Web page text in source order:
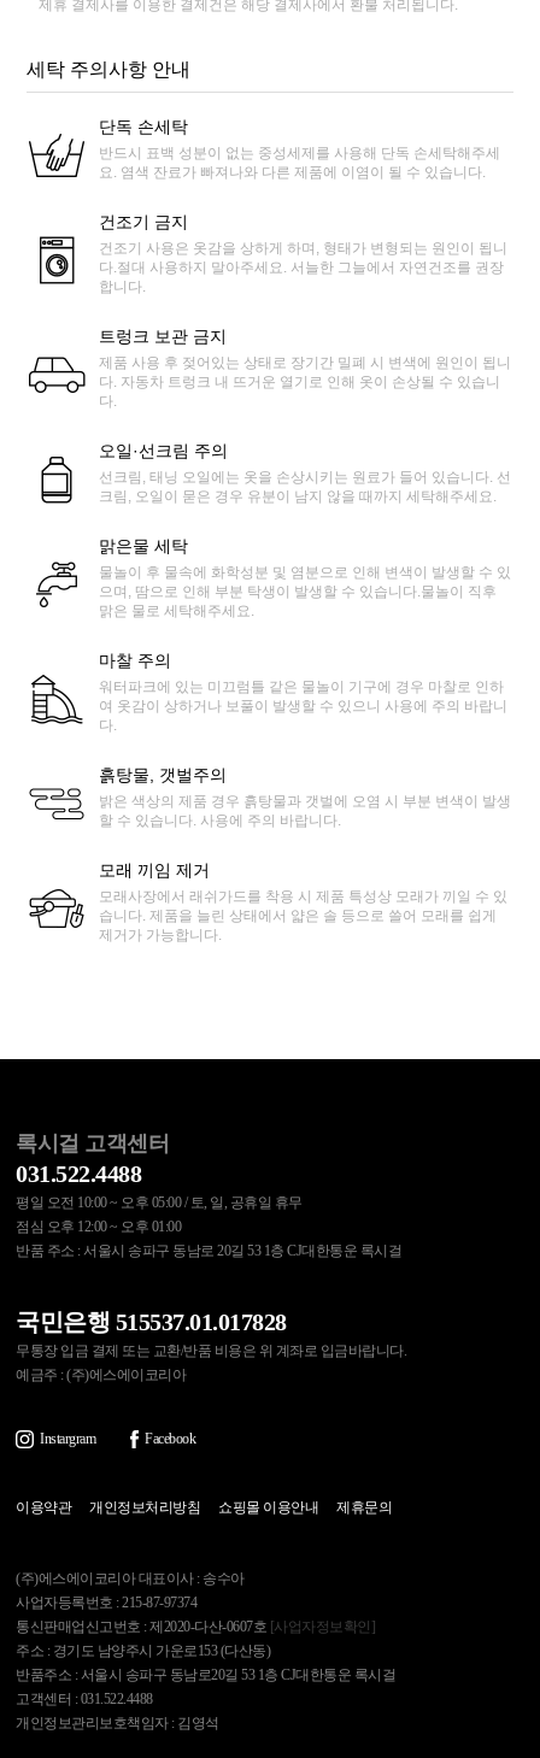
제휴 결제사를 이용한 결제건은 해당 결제사에서 환불 처리됩니다.
세탁 주의사항 안내
단독 손세탁
반드시 표백 성분이 없는 중성세제를 사용해 단독 손세탁해주세
요. 염색 잔료가 빠져나와 다른 제품에 이염이 될 수 있습니다.
건조기 금지
건조기 사용은 옷감을 상하게 하며, 형태가 변형되는 원인이 됩니
다.절대 사용하지 말아주세요. 서늘한 그늘에서 자연건조를 권장
합니다.
트렁크 보관 금지
제품 사용 후 젖어있는 상태로 장기간 밀폐 시 변색에 원인이 됩니
다. 자동차 트렁크 내 뜨거운 열기로 인해 옷이 손상될 수 있습니
다.
오일·선크림 주의
선크림, 태닝 오일에는 옷을 손상시키는 원료가 들어 있습니다. 선
크림, 오일이 묻은 경우 유분이 남지 않을 때까지 세탁해주세요.
맑은물 세탁
물놀이 후 물속에 화학성분 및 염분으로 인해 변색이 발생할 수 있
으며, 땀으로 인해 부분 탁생이 발생할 수 있습니다.물놀이 직후
맑은 물로 세탁해주세요.
마찰 주의
워터파크에 있는 미끄럼틀 같은 물놀이 기구에 경우 마찰로 인하
여 옷감이 상하거나 보풀이 발생할 수 있으니 사용에 주의 바랍니
다.
흙탕물, 갯벌주의
밝은 색상의 제품 경우 흙탕물과 갯벌에 오염 시 부분 변색이 발생
할 수 있습니다. 사용에 주의 바랍니다.
모래 끼임 제거
모래사장에서 래쉬가드를 착용 시 제품 특성상 모래가 끼일 수 있
습니다. 제품을 늘린 상태에서 얇은 솔 등으로 쓸어 모래를 쉽게
제거가 가능합니다.
록시걸 고객센터
031.522.4488
평일 오전 10:00 ~ 오후 05:00 / 토, 일, 공휴일 휴무
점심 오후 12:00 ~ 오후 01:00
반품 주소 : 서울시 송파구 동남로 20길 53 1층 CJ대한통운 록시걸
국민은행 515537.01.017828
무통장 입금 결제 또는 교환/반품 비용은 위 계좌로 입금바랍니다.
예금주 : (주)에스에이코리아
Instargram Facebook
이용약관 개인정보처리방침 쇼핑몰 이용안내 제휴문의
(주)에스에이코리아 대표이사 : 송수아
사업자등록번호 : 215-87-97374
통신판매업신고번호 : 제2020-다산-0607호 [사업자정보확인]
주소 : 경기도 남양주시 가운로153 (다산동)
반품주소 : 서울시 송파구 동남로20길 53 1층 CJ대한통운 록시걸
고객센터 : 031.522.4488
개인정보관리보호책임자 : 김영석